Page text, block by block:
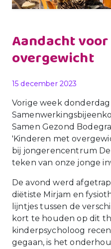
Aandacht
overgewicht
Gepubliceerd op
15 december 2023
Vorige week
Samen Gezond
'Kinderen met
bij jongerencentrum
teken van onze jonge
De avond werd
diëtiste Mirjam en
lijntjes tussen de
kort te houden op dit
kinderpsycholoog
gegaan, is het